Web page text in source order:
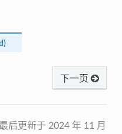
)
下一页
后更新于 2024 年 11 月